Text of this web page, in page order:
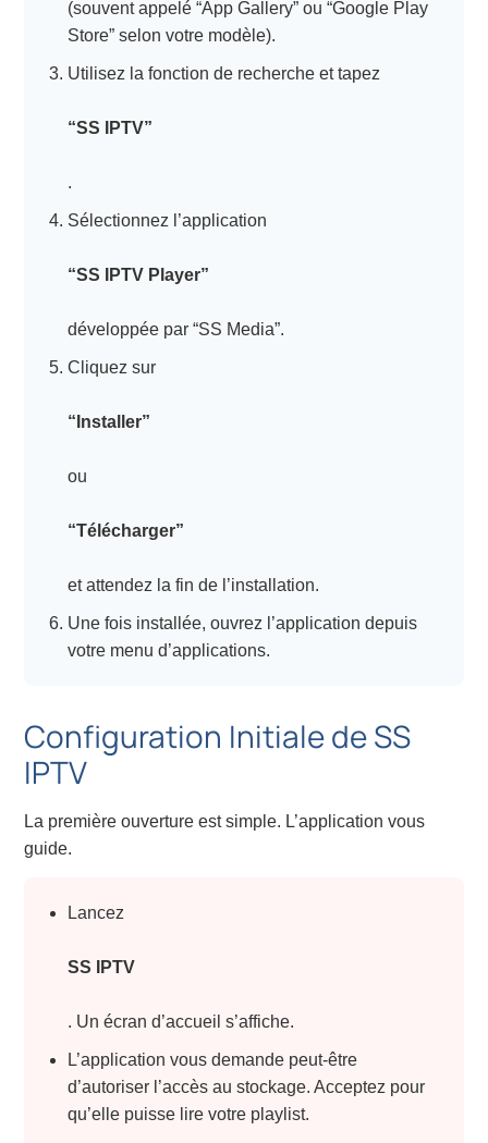
(souvent appelé “App Gallery” ou “Google Play
Store” selon votre modèle).
Utilisez la fonction de recherche et tapez
“SS IPTV”
.
Sélectionnez l’application
“SS IPTV Player”
développée par “SS Media”.
Cliquez sur
“Installer”
ou
“Télécharger”
et attendez la fin de l’installation.
Une fois installée, ouvrez l’application depuis
votre menu d’applications.
Configuration Initiale de SS
IPTV
La première ouverture est simple. L’application vous
guide.
Lancez
SS IPTV
. Un écran d’accueil s’affiche.
L’application vous demande peut-être
d’autoriser l’accès au stockage. Acceptez pour
qu’elle puisse lire votre playlist.